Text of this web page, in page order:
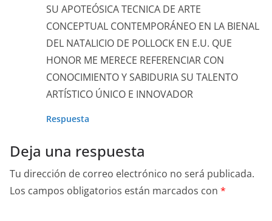
SU APOTEÓSICA TECNICA DE ARTE
CONCEPTUAL CONTEMPORÁNEO EN LA BIENAL
DEL NATALICIO DE POLLOCK EN E.U. QUE
HONOR ME MERECE REFERENCIAR CON
CONOCIMIENTO Y SABIDURIA SU TALENTO
ARTÍSTICO ÚNICO E INNOVADOR
Respuesta
Deja una respuesta
Tu dirección de correo electrónico no será publicada.
Los campos obligatorios están marcados con *